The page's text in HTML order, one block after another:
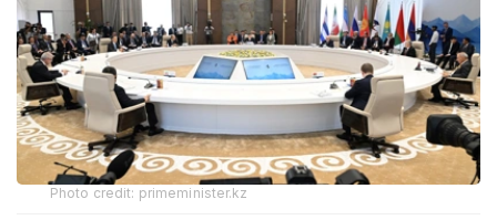
Photo credit: primeminister.kz